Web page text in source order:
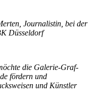
Journalistin, bei der
Düsseldorf
die Galerie-Graf-
fördern und
und Künstler